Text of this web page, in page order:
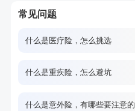
常见问题
什么是医疗险，怎么挑选
什么是重疾险，怎么避坑
什么是意外险，有哪些要注意的